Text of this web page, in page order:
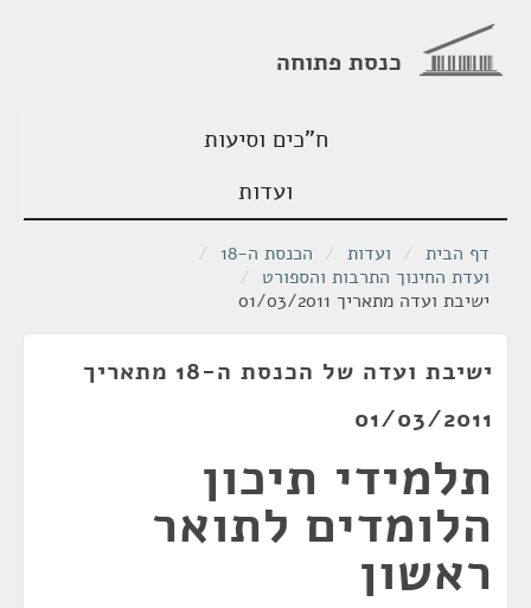
כנסת פתוחה
ח"כים וסיעות
ועדות
דף הבית / ועדות / הכנסת ה-18
/
ועדת החינוך התרבות והספורט /
ישיבת ועדה מתאריך 01/03/2011
ישיבת ועדה של הכנסת ה-18 מתאריך
01/03/2011
תלמידי תיכון
הלומדים לתואר
ראשון